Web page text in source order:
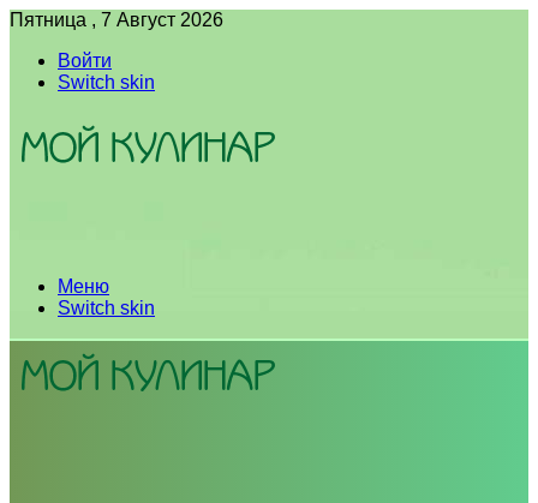
Пятница , 7 Август 2026
Войти
Switch skin
Меню
Switch skin